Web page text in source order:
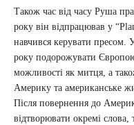
Також час від часу Руша
року він відпрацював у
навчився керувати пресом.
року подорожувати
можливості як митця, а
Америку та американське
Після повернення до
відтворювати окремі слова,